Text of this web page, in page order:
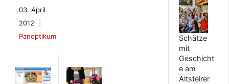
03. April
2012
Panoptikum
Schätze
mit
Geschicht
e am
Altsteirer